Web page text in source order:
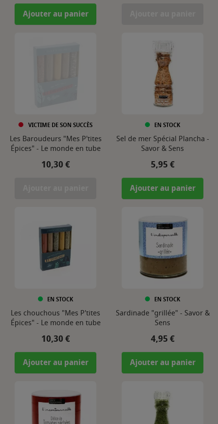
Ajouter au panier
VICTIME DE SON SUCCÈS
Les Baroudeurs "Mes P'tites
Épices" - Le monde en tube
Prix
10,30 €
EN STOCK
Sel de mer Spécial Plancha -
Savor & Sens
Prix
5,95 €
Ajouter au panier
EN STOCK
Les chouchous "Mes P'tites
Épices" - Le monde en tube
Prix
10,30 €
Ajouter au panier
EN STOCK
Sardinade "grillée" - Savor &
Sens
Prix
4,95 €
Ajouter au panier